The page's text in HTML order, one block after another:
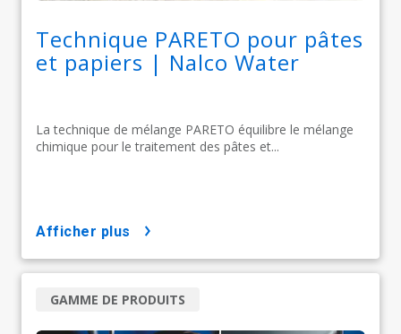
Technique PARETO pour pâtes
et papiers | Nalco Water
La technique de mélange PARETO équilibre le mélange
chimique pour le traitement des pâtes et...
afficher plus
GAMME DE PRODUITS